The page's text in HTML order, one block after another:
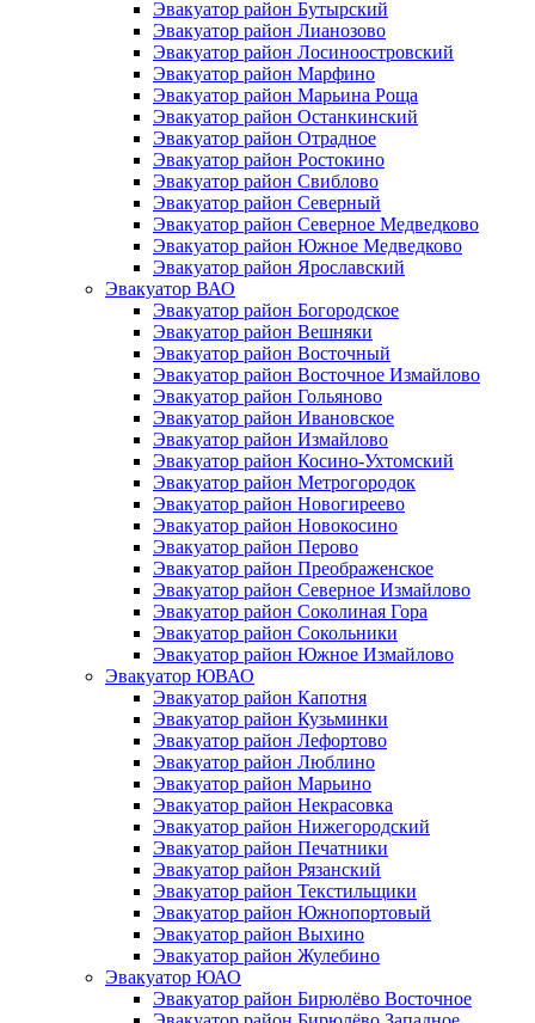
Эвакуатор район Бутырский
Эвакуатор район Лианозово
Эвакуатор район Лосиноостровский
Эвакуатор район Марфино
Эвакуатор район Марьина Роща
Эвакуатор район Останкинский
Эвакуатор район Отрадное
Эвакуатор район Ростокино
Эвакуатор район Свиблово
Эвакуатор район Северный
Эвакуатор район Северное Медведково
Эвакуатор район Южное Медведково
Эвакуатор район Ярославский
Эвакуатор ВАО
Эвакуатор район Богородское
Эвакуатор район Вешняки
Эвакуатор район Восточный
Эвакуатор район Восточное Измайлово
Эвакуатор район Гольяново
Эвакуатор район Ивановское
Эвакуатор район Измайлово
Эвакуатор район Косино-Ухтомский
Эвакуатор район Метрогородок
Эвакуатор район Новогиреево
Эвакуатор район Новокосино
Эвакуатор район Перово
Эвакуатор район Преображенское
Эвакуатор район Северное Измайлово
Эвакуатор район Соколиная Гора
Эвакуатор район Сокольники
Эвакуатор район Южное Измайлово
Эвакуатор ЮВАО
Эвакуатор район Капотня
Эвакуатор район Кузьминки
Эвакуатор район Лефортово
Эвакуатор район Люблино
Эвакуатор район Марьино
Эвакуатор район Некрасовка
Эвакуатор район Нижегородский
Эвакуатор район Печатники
Эвакуатор район Рязанский
Эвакуатор район Текстильщики
Эвакуатор район Южнопортовый
Эвакуатор район Выхино
Эвакуатор район Жулебино
Эвакуатор ЮАО
Эвакуатор район Бирюлёво Восточное